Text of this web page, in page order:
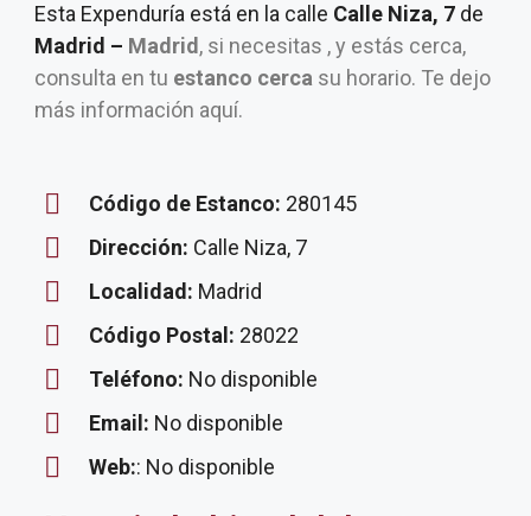
Esta Expenduría está en la calle Calle Niza, 7 de
Madrid – Madrid , si necesitas , y estás cerca,
consulta en tu estanco cerca su horario. Te dejo
más información aquí.
Código de Estanco: 280145
Dirección: Calle Niza, 7
Localidad: Madrid
Código Postal: 28022
Teléfono: No disponible
Email: No disponible
Web:: No disponible